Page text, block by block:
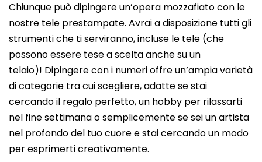
Chiunque può dipingere un’opera mozzafiato con le
nostre tele prestampate. Avrai a disposizione tutti gli
strumenti che ti serviranno, incluse le tele (che
possono essere tese a scelta anche su un
telaio)! Dipingere con i numeri offre un’ampia varietà
di categorie tra cui scegliere, adatte se stai
cercando il regalo perfetto, un hobby per rilassarti
nel fine settimana o semplicemente se sei un artista
nel profondo del tuo cuore e stai cercando un modo
per esprimerti creativamente.
prodotto
è
0,0
su
5
stelle.